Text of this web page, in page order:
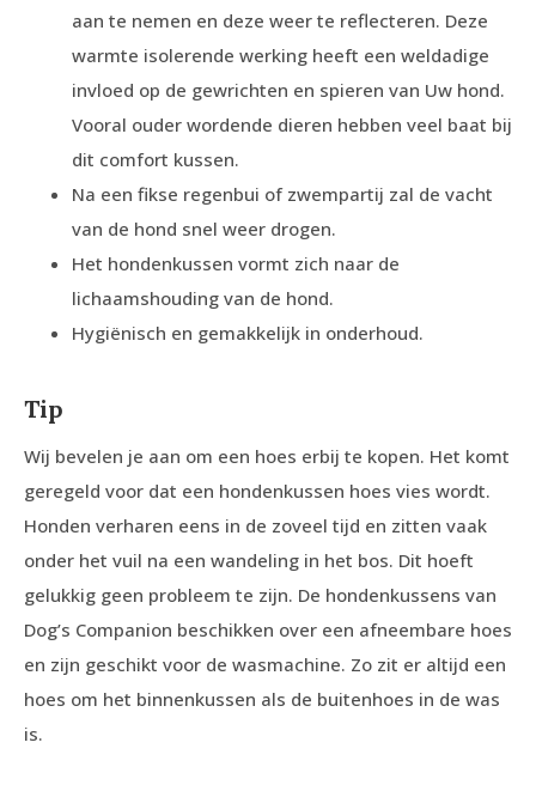
aan te nemen en deze weer te reflecteren. Deze
warmte isolerende werking heeft een weldadige
invloed op de gewrichten en spieren van Uw hond.
Vooral ouder wordende dieren hebben veel baat bij
dit comfort kussen.
Na een fikse regenbui of zwempartij zal de vacht
van de hond snel weer drogen.
Het hondenkussen vormt zich naar de
lichaamshouding van de hond.
Hygiënisch en gemakkelijk in onderhoud.
Tip
Wij bevelen je aan om een hoes erbij te kopen. Het komt
geregeld voor dat een hondenkussen hoes vies wordt.
Honden verharen eens in de zoveel tijd en zitten vaak
onder het vuil na een wandeling in het bos. Dit hoeft
gelukkig geen probleem te zijn. De hondenkussens van
Dog’s Companion beschikken over een afneembare hoes
en zijn geschikt voor de wasmachine. Zo zit er altijd een
hoes om het binnenkussen als de buitenhoes in de was
is.